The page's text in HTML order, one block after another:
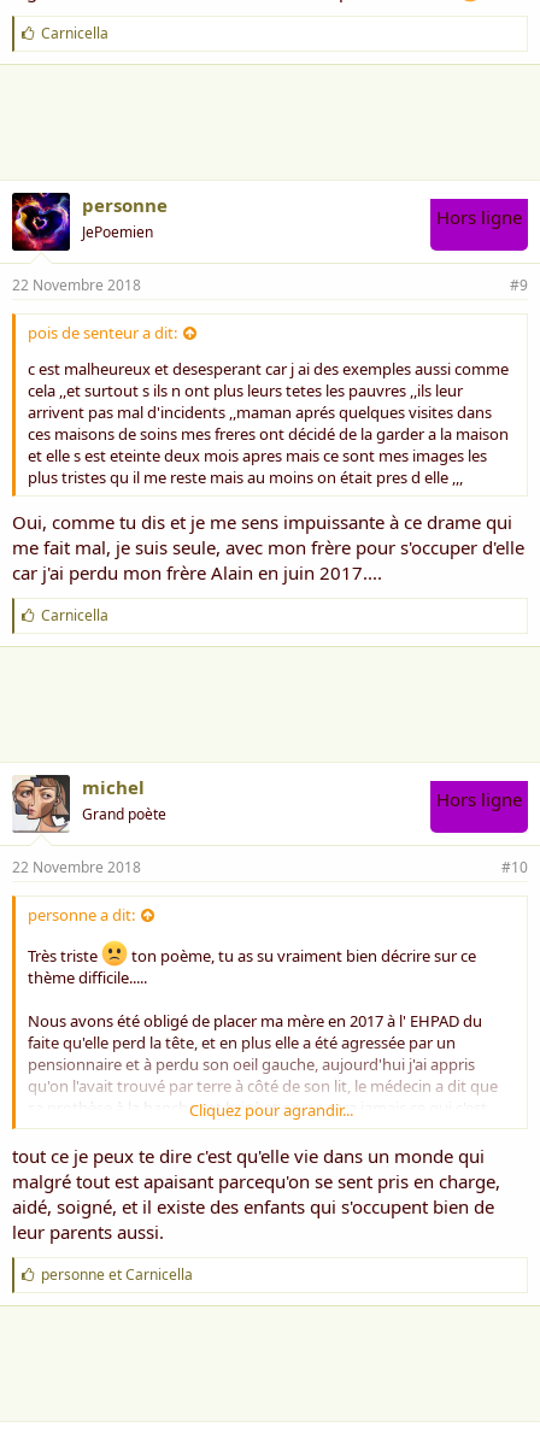
J
'
a
Carnicella
personne
JePoemien
Hors ligne
22 Novembre 2018 #9
pois de senteur a dit:
c est malheureux et desesperant car j ai des exemples aussi comme
cela ,,et surtout s ils n ont plus leurs tetes les pauvres ,,ils leur
arrivent pas mal d'incidents ,,maman aprés quelques visites dans
ces maisons de soins mes freres ont décidé de la garder a la maison
et elle s est eteinte deux mois apres mais ce sont mes images les
plus tristes qu il me reste mais au moins on était pres d elle ,,,
Oui, comme tu dis et je me sens impuissante à ce drame qui
me fait mal, je suis seule, avec mon frère pour s'occuper d'elle
car j'ai perdu mon frère Alain en juin 2017....
J
'
a
Carnicella
michel
Grand poète
Hors ligne
22 Novembre 2018 #10
personne a dit:
Très triste
ton poème, tu as su vraiment bien décrire sur ce
thème difficile.....
Nous avons été obligé de placer ma mère en 2017 à l' EHPAD du
faite qu'elle perd la tête, et en plus elle a été agressée par un
pensionnaire et à perdu son oeil gauche, aujourd'hui j'ai appris
qu'on l'avait trouvé par terre à côté de son lit, le médecin a dit que
sa prothèse à la hanche est brisé et on ne sera jamais ce qui c'est
passé comme pour l'agression...... J'ai beaucoup de peine pour ma
maman qui est devenue un légume, elle me reconnait mais elle n'a
plus sa tête.....
Cliquez pour agrandir...
tout ce je peux te dire c'est qu'elle vie dans un monde qui
malgré tout est apaisant parcequ'on se sent pris en charge,
aidé, soigné, et il existe des enfants qui s'occupent bien de
leur parents aussi.
J
'
a
personneetCarnicella